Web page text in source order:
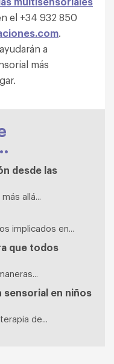
el +34 932 850
.
a
más
desde las
allá...
implicados en...
que todos
sensorial en niños
de...